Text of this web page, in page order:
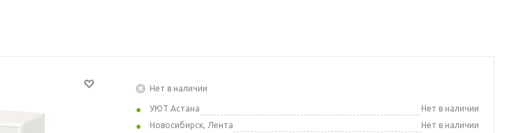
Нет в наличии
УЮТ Астана
Нет в наличии
Новосибирск, Лента
Нет в наличии